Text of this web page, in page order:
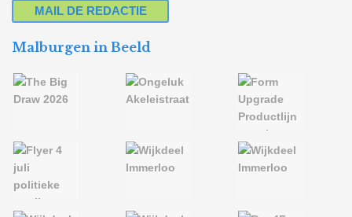
MAIL DE REDACTIE
Malburgen in Beeld